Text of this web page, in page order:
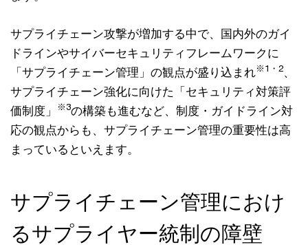
サプライチェーン攻撃が増加する中で、国内外のガイ
ドラインやサイバーセキュリティフレームワークに
「サプライチェーン管理」の観点が盛り込まれ※1・2、
サプライチェーン強化に向けた「セキュリティ対策評
価制度」
※3の構築も進むなど、制度・ガイドライン対
応の観点からも、サプライチェーン管理の重要性は高
まっているといえます。
サプライチェーン管理におけ
るサプライヤー統制の障壁